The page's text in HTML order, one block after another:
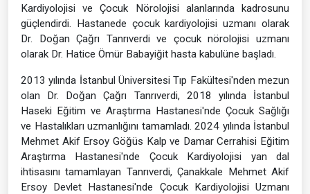
Kardiyolojisi ve Çocuk Nörolojisi alanlarında kadrosunu
güçlendirdi. Hastanede çocuk kardiyolojisi uzmanı olarak
Dr. Doğan Çağrı Tanrıverdi ve çocuk nörolojisi uzmanı
olarak Dr. Hatice Ömür Babayiğit hasta kabulüne başladı.
2013 yılında İstanbul Üniversitesi Tıp Fakültesi'nden mezun
olan Dr. Doğan Çağrı Tanrıverdi, 2018 yılında İstanbul
Haseki Eğitim ve Araştırma Hastanesi'nde Çocuk Sağlığı
ve Hastalıkları uzmanlığını tamamladı. 2024 yılında İstanbul
Mehmet Akif Ersoy Göğüs Kalp ve Damar Cerrahisi Eğitim
Araştırma Hastanesi'nde Çocuk Kardiyolojisi yan dal
ihtisasını tamamlayan Tanrıverdi, Çanakkale Mehmet Akif
Ersoy Devlet Hastanesi'nde Çocuk Kardiyolojisi Uzmanı